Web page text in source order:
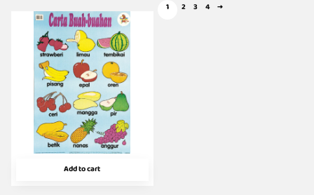
Add to cart
1 2 3 4 →